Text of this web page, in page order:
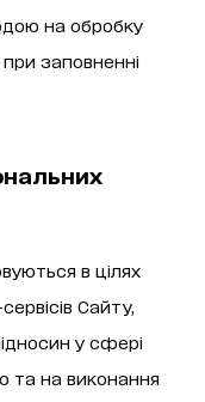
на обробку
заповненні
в цілях
Сайту,
у сфері
та на виконання